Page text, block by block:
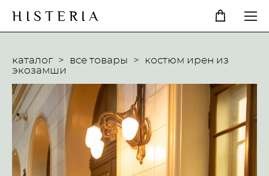
H I S T E R I A
каталог > все товары >
костюм ирен из
экозамши